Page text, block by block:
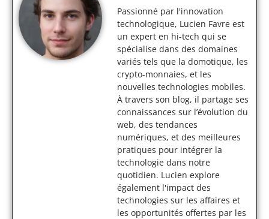
Passionné par l'innovation
technologique, Lucien Favre est
un expert en hi-tech qui se
spécialise dans des domaines
variés tels que la domotique, les
crypto-monnaies, et les
nouvelles technologies mobiles.
À travers son blog, il partage ses
connaissances sur l’évolution du
web, des tendances
numériques, et des meilleures
pratiques pour intégrer la
technologie dans notre
quotidien. Lucien explore
également l'impact des
technologies sur les affaires et
les opportunités offertes par les